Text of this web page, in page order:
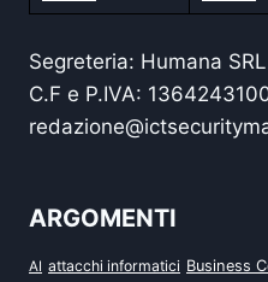
Segreteria: Humana SRL
C.F e P.IVA:
ARGOMENTI
AI attacchi informatici Business